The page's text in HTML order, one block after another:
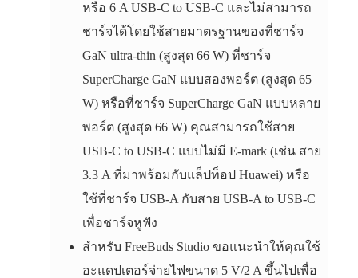
หรือ 6 A USB-C to USB-C และไม่สามารถ
ชาร์จได้โดยใช้สายมาตรฐานของที่ชาร์จ
GaN ultra-thin (สูงสุด 66 W) ที่ชาร์จ
SuperCharge GaN แบบสองพอร์ต (สูงสุด 65
W) หรือที่ชาร์จ SuperCharge GaN แบบหลาย
พอร์ต (สูงสุด 66 W) คุณสามารถใช้สาย
USB-C to USB-C แบบไม่มี E-mark (เช่น สาย
3.3 A ที่มาพร้อมกับแล็ปท็อป Huawei) หรือ
ใช้ที่ชาร์จ USB-A กับสาย USB-A to USB-C
เพื่อชาร์จหูฟัง
สำหรับ FreeBuds Studio ขอแนะนำให้คุณใช้
อะแดปเตอร์จ่ายไฟขนาด 5 V/2 A ขึ้นไปเพื่อ